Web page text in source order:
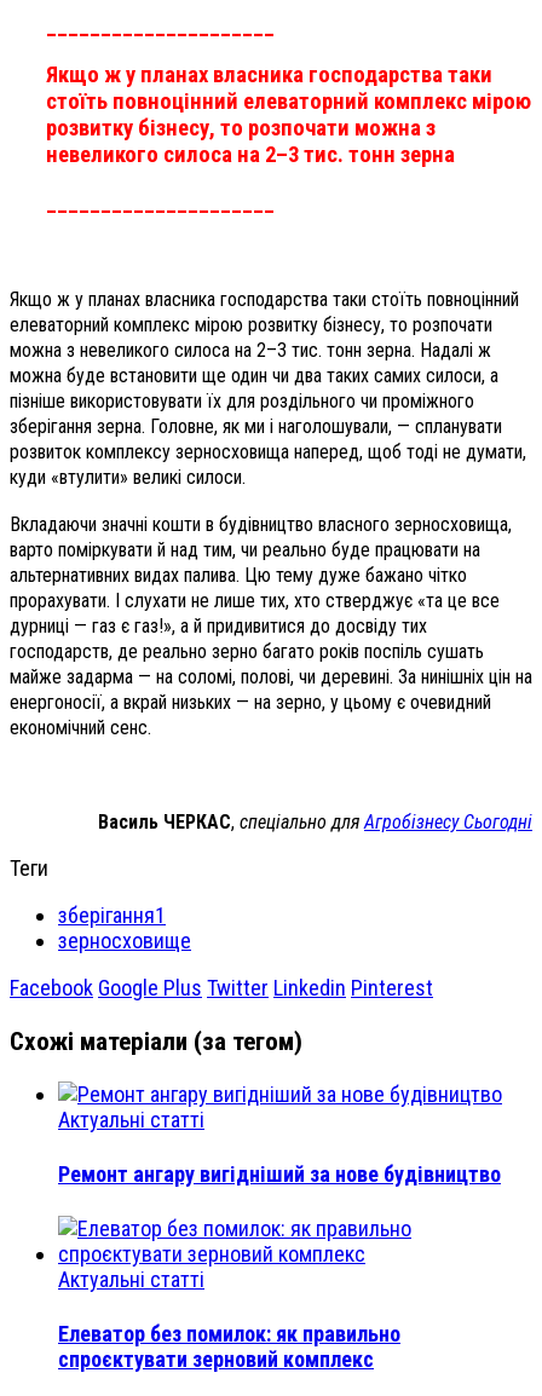
_____________________
Якщо ж у планах власника господарства таки
стоїть повноцінний елеваторний комплекс мірою
розвитку бізнесу, то розпочати можна з
невеликого силоса на 2–3 тис. тонн зерна
_____________________
Якщо ж у планах власника господарства таки стоїть повноцінний
елеваторний комплекс мірою розвитку бізнесу, то розпочати
можна з невеликого силоса на 2–3 тис. тонн зерна. Надалі ж
можна буде встановити ще один чи два таких самих силоси, а
пізніше використовувати їх для роздільного чи проміжного
зберігання зерна. Головне, як ми і наголошували, — спланувати
розвиток комплексу зерносховища наперед, щоб тоді не думати,
куди «втулити» великі силоси.
Вкладаючи значні кошти в будівництво власного зерносховища,
варто поміркувати й над тим, чи реально буде працювати на
альтернативних видах палива. Цю тему дуже бажано чітко
прорахувати. І слухати не лише тих, хто стверджує «та це все
дурниці — газ є газ!», а й придивитися до досвіду тих
господарств, де реально зерно багато років поспіль сушать
майже задарма — на соломі, полові, чи деревині. За нинішніх цін на
енергоносії, а вкрай низьких — на зерно, у цьому є очевидний
економічний сенс.
Василь ЧЕРКАС, спеціально дляАгробізнесу Сьогодні
Теги
зберігання1
зерносховище
Facebook Google Plus Twitter Linkedin Pinterest
Схожі матеріали (за тегом)
Актуальні статті
Ремонт ангару вигідніший за нове будівництво
Актуальні статті
Елеватор без помилок: як правильно
спроєктувати зерновий комплекс